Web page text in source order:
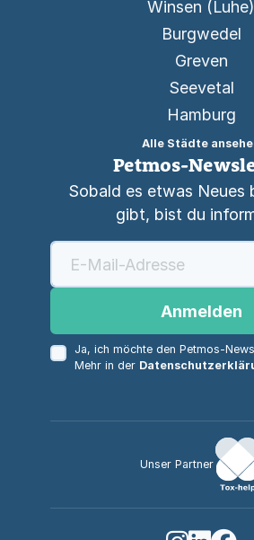
Winsen (Luhe)
Burgwedel
Greven
Seevetal
Hamburg
Alle Städte
Petmos-
Sobald es etwas Neues
gibt, bist du
Anmelden
Ja, ich möchte den Petmos-
Mehr in der
Unser Partner